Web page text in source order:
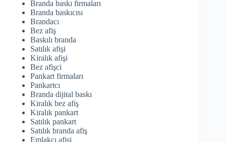
Branda baskı firmaları
Branda baskıcısı
Brandacı
Bez afiş
Baskılı branda
Satılık afişi
Kiralık afişi
Bez afişci
Pankart firmaları
Pankartcı
Branda dijital baskı
Kiralık bez afiş
Kiralık pankart
Satılık pankart
Satılık branda afiş
Emlakçı afişi